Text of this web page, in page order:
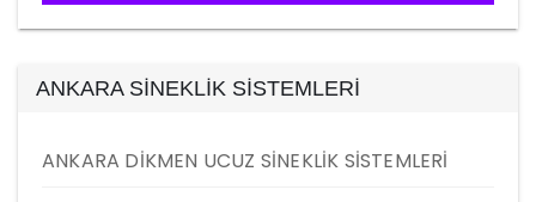
ANKARA SİNEKLİK SİSTEMLERİ
ANKARA DİKMEN UCUZ SİNEKLİK SİSTEMLERİ